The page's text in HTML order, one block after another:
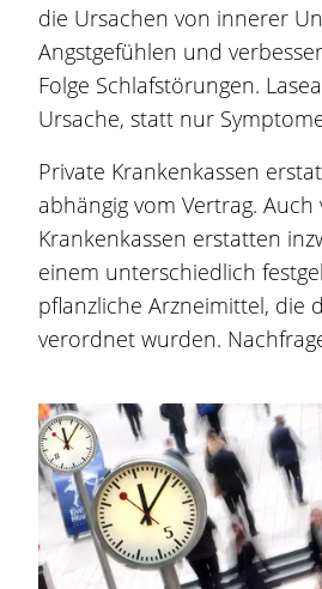
die Ursachen von innerer
Angstgefühlen und
Folge Schlafstörungen.
Ursache, statt nur
Private Krankenkassen
abhängig vom Vertrag. Auch
Krankenkassen erstatten
einem unterschiedlich
pflanzliche Arzneimittel, die
verordnet wurden.